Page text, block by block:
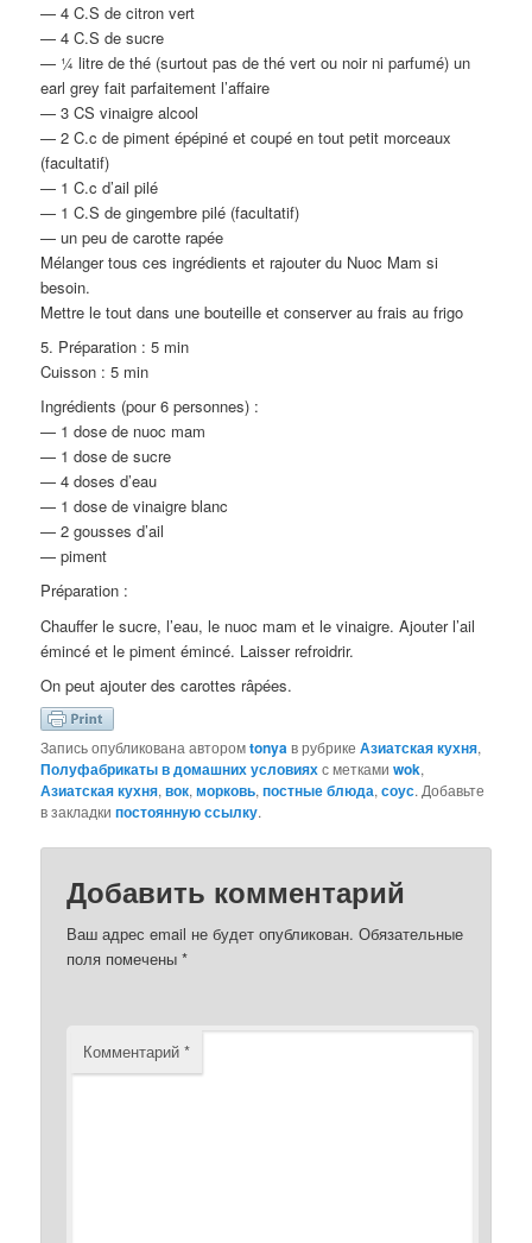
— 4 C.S de citron vert
— 4 C.S de sucre
— ¼ litre de thé (surtout pas de thé vert ou noir ni parfumé) un
earl grey fait parfaitement l’affaire
— 3 CS vinaigre alcool
— 2 C.c de piment épépiné et coupé en tout petit morceaux
(facultatif)
— 1 C.c d’ail pilé
— 1 C.S de gingembre pilé (facultatif)
— un peu de carotte rapée
Mélanger tous ces ingrédients et rajouter du Nuoc Mam si
besoin.
Mettre le tout dans une bouteille et conserver au frais au frigo
5. Préparation : 5 min
Cuisson : 5 min
Ingrédients (pour 6 personnes) :
— 1 dose de nuoc mam
— 1 dose de sucre
— 4 doses d’eau
— 1 dose de vinaigre blanc
— 2 gousses d’ail
— piment
Préparation :
Chauffer le sucre, l’eau, le nuoc mam et le vinaigre. Ajouter l’ail
émincé et le piment émincé. Laisser refroidrir.
On peut ajouter des carottes râpées.
Запись опубликована авторомtonyaв рубрикеАзиатская кухня,
Полуфабрикаты в домашних условияхс меткамиwok,
Азиатская кухня,вок,морковь,постные блюда,соус. Добавьте
в закладкипостоянную ссылку.
Добавить комментарий
Ваш адрес email не будет опубликован. Обязательные
поля помечены*
Комментарий*